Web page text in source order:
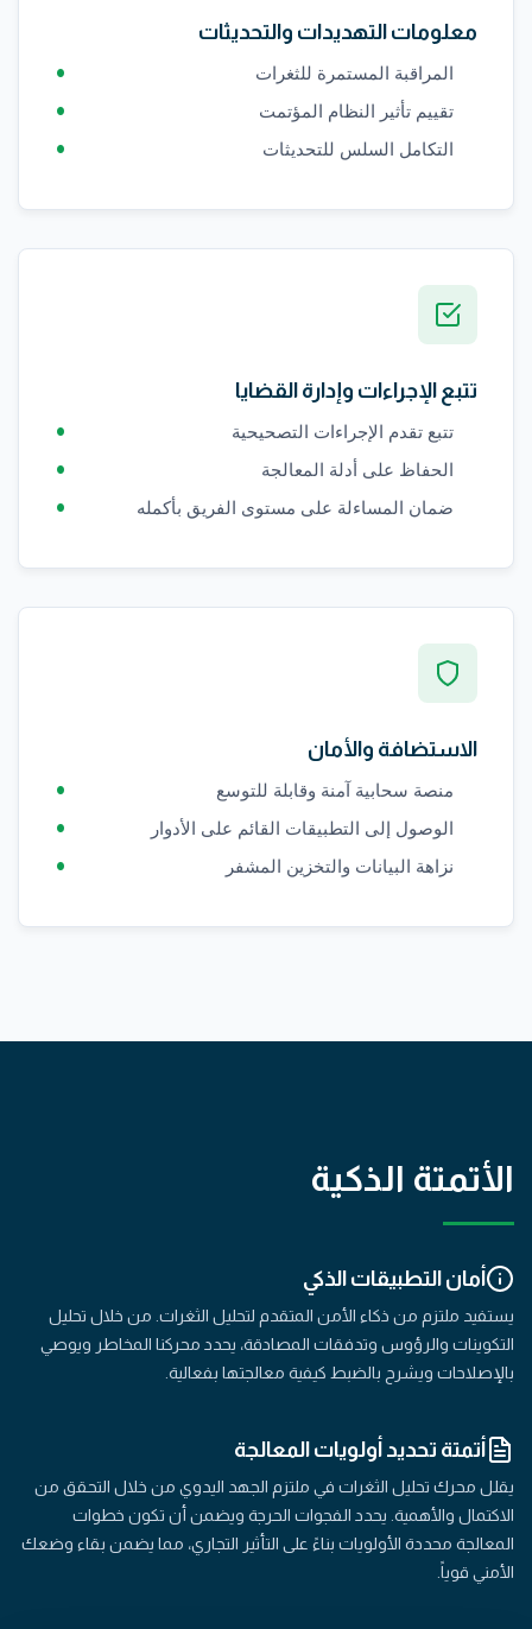
معلومات التهديدات والتحديثات
المراقبة المستمرة للثغرات
تقييم تأثير النظام المؤتمت
التكامل السلس للتحديثات
تتبع الإجراءات وإدارة القضايا
تتبع تقدم الإجراءات التصحيحية
الحفاظ على أدلة المعالجة
ضمان المساءلة على مستوى الفريق بأكمله
الاستضافة والأمان
منصة سحابية آمنة وقابلة للتوسع
الوصول إلى التطبيقات القائم على الأدوار
نزاهة البيانات والتخزين المشفر
الأتمتة الذكية
أمان التطبيقات الذكي
يستفيد ملتزم من ذكاء الأمن المتقدم لتحليل الثغرات. من خلال تحليل
التكوينات والرؤوس وتدفقات المصادقة، يحدد محركنا المخاطر ويوصي
بالإصلاحات ويشرح بالضبط كيفية معالجتها بفعالية.
أتمتة تحديد أولويات المعالجة
يقلل محرك تحليل الثغرات في ملتزم الجهد اليدوي من خلال التحقق من
الاكتمال والأهمية. يحدد الفجوات الحرجة ويضمن أن تكون خطوات
المعالجة محددة الأولويات بناءً على التأثير التجاري، مما يضمن بقاء وضعك
الأمني قوياً.